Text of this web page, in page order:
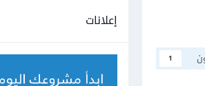
1
إعلانات